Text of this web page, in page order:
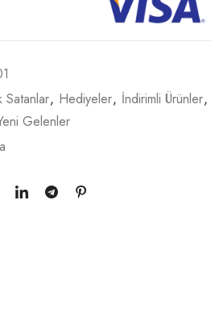
Satanlar, Hediyeler, İndirimli Ürünler,
Gelenler